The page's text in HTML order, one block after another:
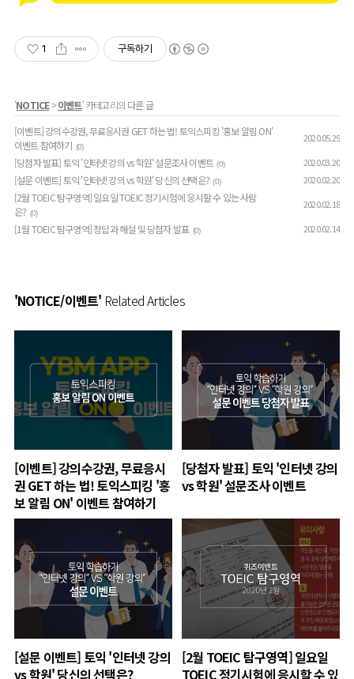
1 구독하기
'NOTICE>이벤트' 카테고리의 다른 글
[이벤트] 강의수강권, 무료응시권 GET 하는 법! 토익스피킹 '홍보 알림 ON'
이벤트 참여하기 (0)
2020.05.29
[당첨자 발표] 토익 '인터넷 강의 vs 학원' 설문조사 이벤트 (0) 2020.03.20
[설문 이벤트] 토익 '인터넷 강의 vs 학원' 당신의 선택은? (0) 2020.02.20
[2월 TOEIC 탐구영역] 일요일 TOEIC 정기시험에 응시할 수 있는 사람
은? (0)
2020.02.18
[1월 TOEIC 탐구영역] 정답과 해설 및 당첨자 발표 (0) 2020.02.14
'NOTICE/이벤트' Related Articles
[이벤트] 강의수강권, 무료응시
권 GET 하는 법! 토익스피킹 '홍
보 알림 ON' 이벤트 참여하기
[당첨자 발표] 토익 '인터넷 강의
vs 학원' 설문조사 이벤트
[설문 이벤트] 토익 '인터넷 강의
vs 학원' 당신의 선택은?
[2월 TOEIC 탐구영역] 일요일
TOEIC 정기시험에 응시할 수 있